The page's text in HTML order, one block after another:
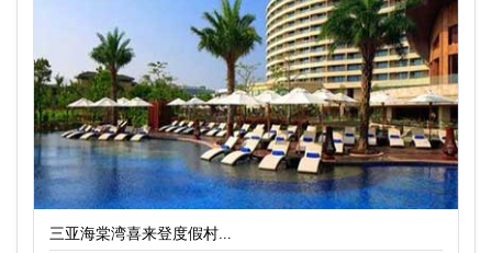
三亚海棠湾喜来登度假村…